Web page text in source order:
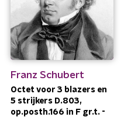
Franz Schubert
Octet voor 3 blazers en
5 strijkers D.803,
op.posth.166 in F gr.t. -